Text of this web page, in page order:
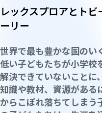
レックスプロアとト
ーリー
世界で最も豊かな国のい
低い子どもたちが小学校
解決できていないことに
知識や教材、資源がある
からこぼれ落ちてしまう